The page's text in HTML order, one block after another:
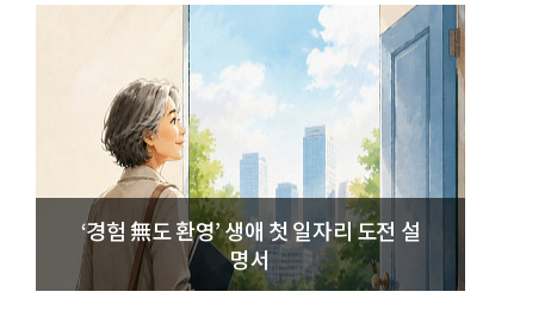
‘경험 無도 환영’ 생애 첫 일자리 도전 설
명서